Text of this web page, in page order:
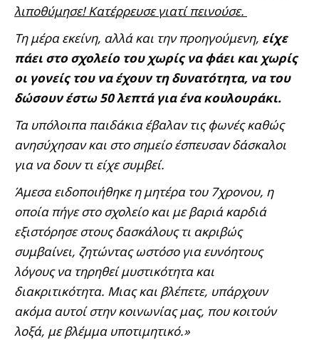
λιποθύμησε! Κατέρρευσε γιατί πεινούσε.
Τη μέρα εκείνη, αλλά και την προηγούμενη, είχε
πάει στο σχολείο του χωρίς να φάει και χωρίς
οι γονείς του να έχουν τη δυνατότητα, να του
δώσουν έστω 50 λεπτά για ένα κουλουράκι.
Τα υπόλοιπα παιδάκια έβαλαν τις φωνές καθώς
ανησύχησαν και στο σημείο έσπευσαν δάσκαλοι
για να δουν τι είχε συμβεί.
Άμεσα ειδοποιήθηκε η μητέρα του 7χρονου, η
οποία πήγε στο σχολείο και με βαριά καρδιά
εξιστόρησε στους δασκάλους τι ακριβώς
συμβαίνει, ζητώντας ωστόσο για ευνόητους
λόγους να τηρηθεί μυστικότητα και
διακριτικότητα. Μιας και βλέπετε, υπάρχουν
ακόμα αυτοί στην κοινωνίας μας, που κοιτούν
λοξά, με βλέμμα υποτιμητικό.»